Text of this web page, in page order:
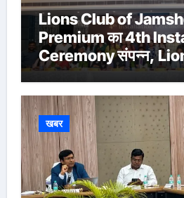
Lions Club of
Premium का 4th
Ceremony संपन्न,
Ringasia ने संभाला
खबर